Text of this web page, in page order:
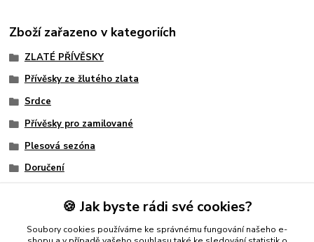
Zboží zařazeno v kategoriích
ZLATÉ PŘÍVĚSKY
Přívěsky ze žlutého zlata
Srdce
Přívěsky pro zamilované
Plesová sezóna
Doručení
Dámský
🍪 Jak byste rádi své cookies?
Soubory cookies používáme ke správnému fungování našeho e-